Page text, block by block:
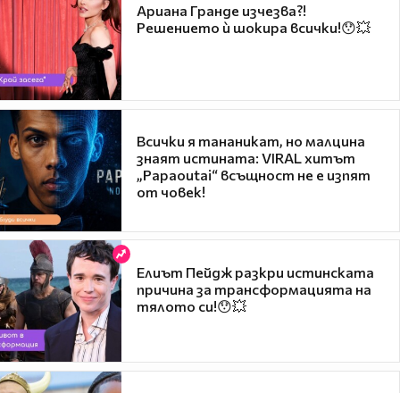
Ариана Гранде изчезва?!
Решението ѝ шокира всички!😯💥
Всички я тананикат, но малцина
знаят истината: VIRAL хитът
„Papaoutai“ всъщност не е изпят
от човек!
Елиът Пейдж разкри истинската
причина за трансформацията на
тялото си!😯💥